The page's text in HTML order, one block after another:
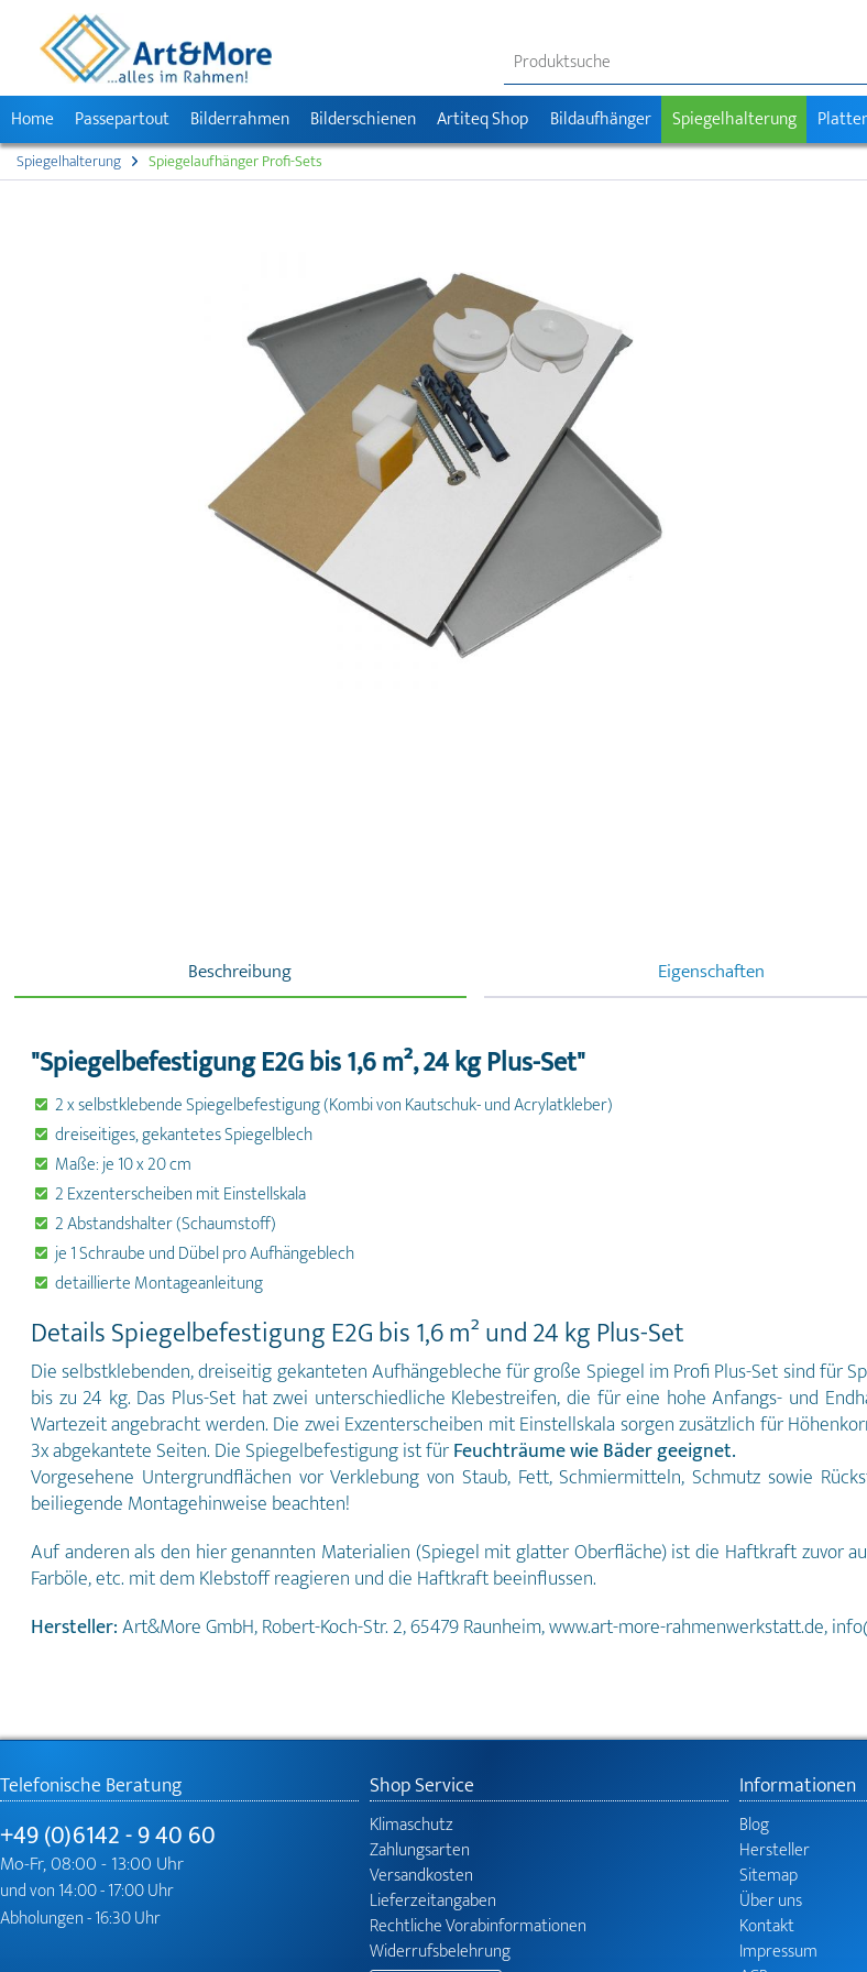
Home
Passepartout Bilderrahmen Bilderschienen Artiteq Shop Bildaufhänger Spiegelhalterung
Spiegelhalterung Spiegelaufhänger Profi-Sets
Beschreibung Eigenschaften
"Spiegelbefestigung E2G bis 1,6 m², 24 kg Plus-Set"
2 x selbstklebende Spiegelbefestigung (Kombi von Kautschuk- und Acrylatkleber)
dreiseitiges, gekantetes Spiegelblech
Maße: je 10 x 20 cm
2 Exzenterscheiben mit Einstellskala
2 Abstandshalter (Schaumstoff)
je 1 Schraube und Dübel pro Aufhängeblech
detaillierte Montageanleitung
Details Spiegelbefestigung E2G bis 1,6 m² und 24 kg Plus-Set
Die selbstklebenden, dreiseitig gekanteten Aufhängebleche für große Spiegel im Profi Plus-Set sind für
bis zu 24 kg. Das Plus-Set hat zwei unterschiedliche Klebestreifen, die für eine hohe Anfangs- und
Wartezeit angebracht werden. Die zwei Exzenterscheiben mit Einstellskala sorgen zusätzlich für
3x abgekantete Seiten. Die Spiegelbefestigung ist fürFeuchträume wie Bäder geeignet.
Vorgesehene Untergrundflächen vor Verklebung von Staub, Fett, Schmiermitteln, Schmutz sowie
beiliegende Montagehinweise beachten!
Auf anderen als den hier genannten Materialien (Spiegel mit glatter Oberfläche) ist die Haftkraft zuvor
Farböle, etc. mit dem Klebstoff reagieren und die Haftkraft beeinflussen.
Hersteller:Art&More GmbH, Robert-Koch-Str. 2, 65479 Raunheim, www.art-more-rahmenwerkstatt.de,
Telefonische Beratung
+49 (0)6142 - 9 40 60
Mo-Fr, 08:00 - 13:00 Uhr
und von 14:00 - 17:00 Uhr
Abholungen - 16:30 Uhr
Shop Service
Klimaschutz
Zahlungsarten
Versandkosten
Lieferzeitangaben
Rechtliche Vorabinformationen
Widerrufsbelehrung
Informationen
Blog
Hersteller
Sitemap
Über uns
Kontakt
Impressum